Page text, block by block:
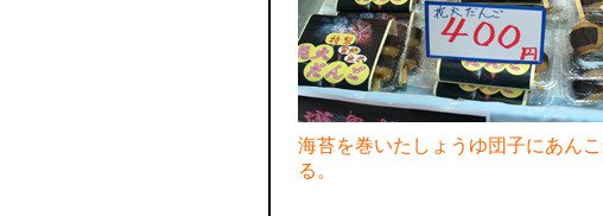
海苔を巻いたしょうゆ団子にあん
る。